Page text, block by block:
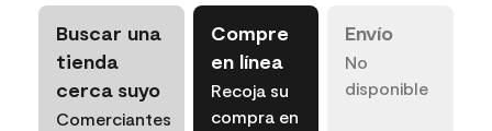
Buscar una
tienda
cerca suyo
Comerciantes
Compre
en línea
Recoja su
compra en
Envío
No
disponible